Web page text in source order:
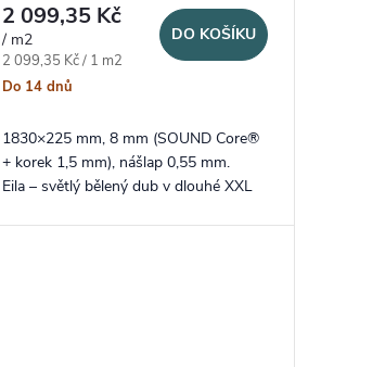
2 099,35 Kč
/ m2
Měrná cena:
2 099,35 Kč / 1 m2
Do 14 dnů
DO KOŠÍKU
1830×225 mm, 8 mm (SOUND Core®
+ korek 1,5 mm), nášlap 0,55 mm.
Eila – světlý bělený dub v dlouhé XXL